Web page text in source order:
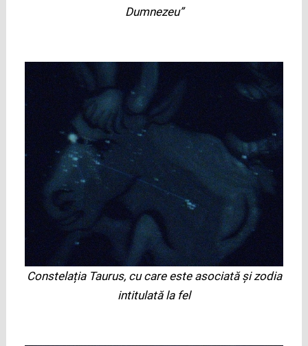
Dumnezeu”
Constelația Taurus, cu care este asociată și zodia
intitulată la fel